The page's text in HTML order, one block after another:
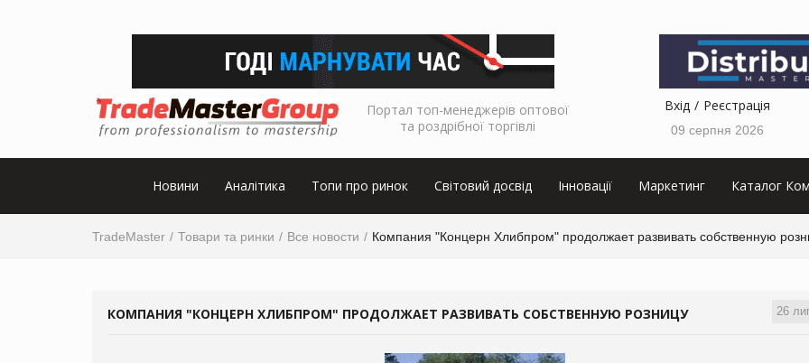
Портал топ-менеджерів оптової
та роздрібної торгівлі
Вхід Реєстрація
09 серпня 2026
Новини Аналітика Топи про ринок Світовий досвід Інновації Маркетинг Каталог
TradeMaster Товари та ринки Все новости Компания "Концерн Хлибпром" продолжает развивать собственную
26
КОМПАНИЯ "КОНЦЕРН ХЛИБПРОМ" ПРОДОЛЖАЕТ РАЗВИВАТЬ СОБСТВЕННУЮ РОЗНИЦУ